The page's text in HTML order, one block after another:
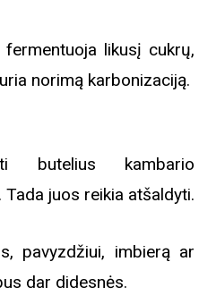
likusį cukrų,
norimą karbonizaciją.
butelius kambario
juos reikia atšaldyti.
pavyzdžiui, imbierą ar
dar didesnės.